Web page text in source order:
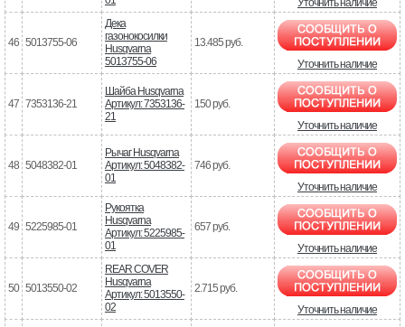
46 5013755-06
Дека
газонокосилки
Husqvarna
5013755-06
13.485 руб.
Уточнить наличие
47 7353136-21
Шайба Husqvarna
Артикул: 7353136-
21
150 руб.
Уточнить наличие
48 5048382-01
Рычаг Husqvarna
Артикул: 5048382-
01
746 руб.
Уточнить наличие
49 5225985-01
Рукоятка
Husqvarna
Артикул: 5225985-
01
657 руб.
Уточнить наличие
50 5013550-02
REAR COVER
Husqvarna
Артикул: 5013550-
02
2.715 руб.
Уточнить наличие